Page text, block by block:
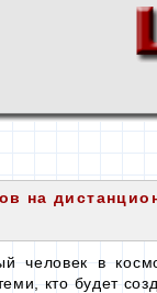
на
человек в
кто будет